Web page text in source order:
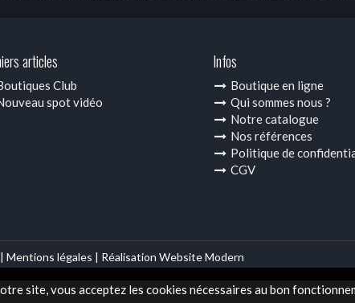
site, vous acceptez les cookies nécessaires au bon
articles
Club
spot vidéo
Infos
Boutique en ligne
Qui sommes nous ?
Notre catalogue
Nos références
Politique de
CGV
Mentions légales | Réalisation Website Modern